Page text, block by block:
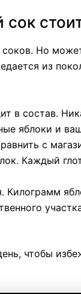
Но
из
в состав.
яблоки и
с
Каждый
Килограмм
чтобы